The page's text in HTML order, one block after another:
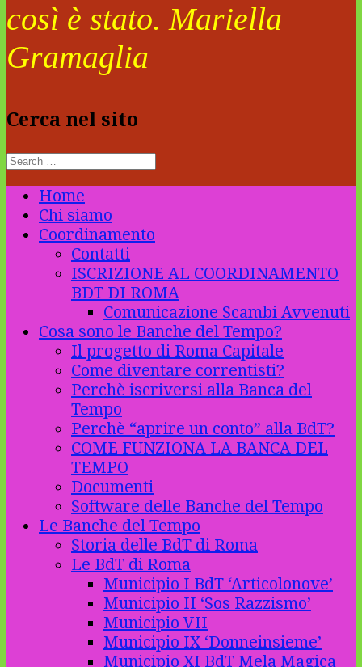
così è stato. Mariella
Gramaglia
Cerca nel sito
Home
Chi siamo
Coordinamento
Contatti
ISCRIZIONE AL COORDINAMENTO
BDT DI ROMA
Comunicazione Scambi Avvenuti
Cosa sono le Banche del Tempo?
Il progetto di Roma Capitale
Come diventare correntisti?
Perchè iscriversi alla Banca del
Tempo
Perchè “aprire un conto” alla BdT?
COME FUNZIONA LA BANCA DEL
TEMPO
Documenti
Software delle Banche del Tempo
Le Banche del Tempo
Storia delle BdT di Roma
Le BdT di Roma
Municipio I BdT ‘Articolonove’
Municipio II ‘Sos Razzismo’
Municipio VII
Municipio IX ‘Donneinsieme’
Municipio XI BdT Mela Magica